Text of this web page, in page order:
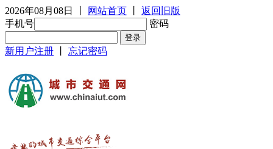
2026年08月08日 网站首页
返回旧版
手机号
密码
新用户注册 忘记密码